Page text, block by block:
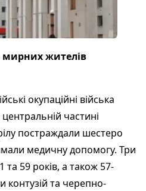
мирних жителів
окупаційні війська
частині
постраждали шестеро
медичну допомогу. Три
та 59 років, а також 57-
контузій та черепно-